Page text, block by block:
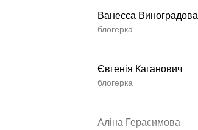
Ванесса Виноградова
блогерка
Євгенія Каганович
блогерка
Аліна Герасимова